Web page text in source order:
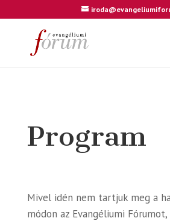
Program
Mivel idén nem tartjuk meg a
módon az Evangéliumi